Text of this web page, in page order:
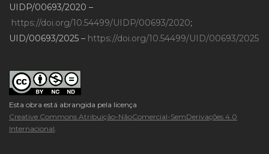
UIDP/00693/2020 –
https://doi.org/10.54499/UIDP/00693/2020;
UID/00693/2025 – https://doi.org/10.54499/UID/00693/2025
Esta obra está abrangida pela licença
Creative Commons Atribuição-NãoComercial-SemDerivações 4.0
Internacional